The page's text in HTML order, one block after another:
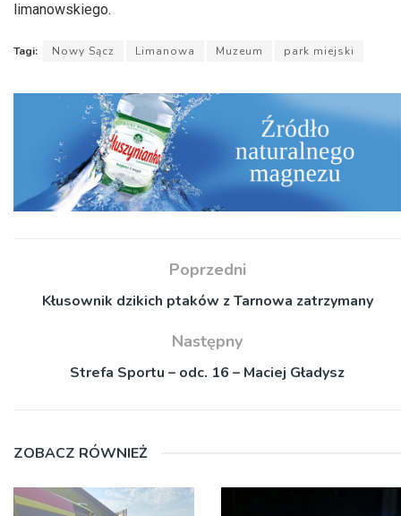
limanowskiego.
Tagi: Nowy Sącz Limanowa Muzeum park miejski
Poprzedni
Kłusownik dzikich ptaków z Tarnowa zatrzymany
Następny
Strefa Sportu – odc. 16 – Maciej Gładysz
ZOBACZ RÓWNIEŻ